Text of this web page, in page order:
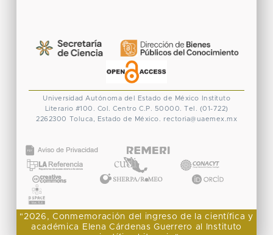
Universidad Autónoma del Estado de México
Instituto
Literario #100. Col. Centro C.P. 50000. Tel. (01-722)
2262300 Toluca, Estado de México. rectoria@uaemex.mx
"2026, Conmemoración del ingreso de la científica y
académica Elena Cárdenas Guerrero al Instituto